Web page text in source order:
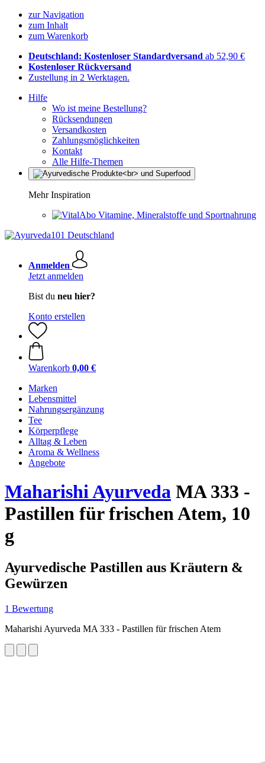
zur Navigation
zum Inhalt
zum Warenkorb
Deutschland: Kostenloser Standardversand ab 52,90 €
Kostenloser Rückversand
Zustellung in 2 Werktagen.
Hilfe
Wo ist meine Bestellung?
Rücksendungen
Versandkosten
Zahlungsmöglichkeiten
Kontakt
Alle Hilfe-Themen
Mehr Inspiration
Vitamine, Mineralstoffe und Sportnahrung
Anmelden
Jetzt anmelden
Bist du neu hier?
Konto erstellen
Warenkorb 0,00 €
Marken
Lebensmittel
Nahrungsergänzung
Tee
Körperpflege
Alltag & Leben
Aroma & Wellness
Angebote
Maharishi Ayurveda MA 333 -
Pastillen für frischen Atem, 10
g
Ayurvedische Pastillen aus Kräutern &
Gewürzen
1 Bewertung
Maharishi Ayurveda MA 333 - Pastillen für frischen Atem